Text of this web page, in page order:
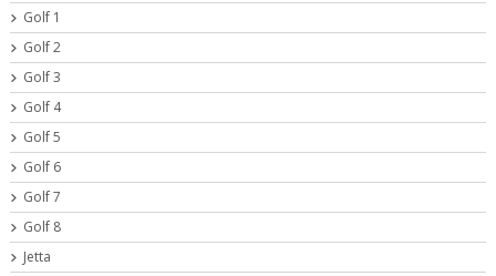
Golf 1
Golf 2
Golf 3
Golf 4
Golf 5
Golf 6
Golf 7
Golf 8
Jetta